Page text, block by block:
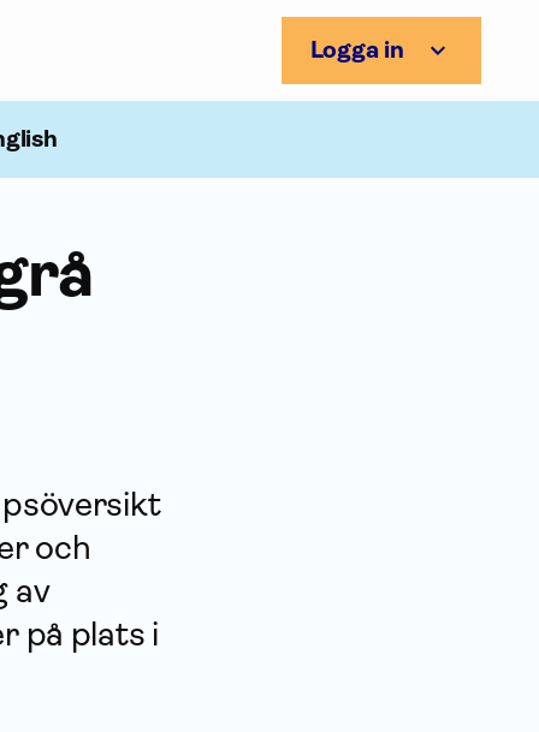
Logga in
och
av
på plats i